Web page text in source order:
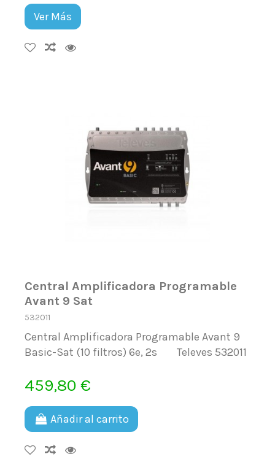
Ver Más
Central Amplificadora Programable
Avant 9 Sat
532011
Central Amplificadora Programable Avant 9
Basic-Sat (10 filtros) 6e, 2s Televes 532011
459,80 €
Añadir al carrito